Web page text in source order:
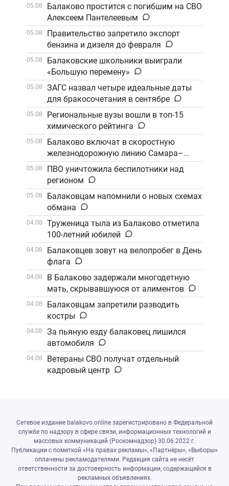
05.08
Балаково простится с погибшим на СВО
Алексеем Пантелеевым
05.08
Правительство запретило экспорт
бензина и дизеля до февраля
05.08
Балаковские школьники выиграли
«Большую перемену»
05.08
ЗАГС назвал четыре идеальные даты
для бракосочетания в сентябре
05.08
Региональные вузы вошли в топ-15
химического рейтинга
05.08
Балаково включат в скоростную
железнодорожную линию Самара–
Саратов
05.08
ПВО уничтожила беспилотники над
регионом
05.08
Балаковцам напомнили о новых схемах
обмана
04.08
Труженица тыла из Балаково отметила
100-летний юбилей
04.08
Балаковцев зовут на велопробег в День
флага
04.08
В Балаково задержали многодетную
мать, скрывавшуюся от алиментов
04.08
Балаковцам запретили разводить
костры
04.08
За пьяную езду балаковец лишился
автомобиля
04.08
Ветераны СВО получат отдельный
кадровый центр
Сетевое издание balakovo.online зарегистрировано в Федеральной
службе по надзору в сфере связи, информационных технологий и
массовых коммуникаций (Роскомнадзор) 30.06.2022 г.
Публикации с пометкой «На правах рекламы», «Партнёры», «Выборы»
оплачены рекламодателями. Редакция сайта не несёт
ответственности за достоверность информации, содержащейся в
рекламных объявлениях.